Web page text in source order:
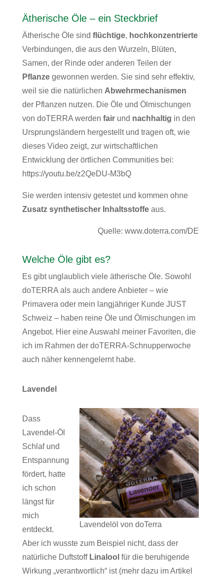
Ätherische Öle – ein Steckbrief
Ätherische Öle sind flüchtige, hochkonzentrierte
Verbindungen, die aus den Wurzeln, Blüten,
Samen, der Rinde oder anderen Teilen der
Pflanzegewonnen werden. Sie sind sehr effektiv,
weil sie die natürlichen Abwehrmechanismen
der Pflanzen nutzen. Die Öle und Ölmischungen
von doTERRA werden fairund nachhaltig in den
Ursprungsländern hergestellt und tragen oft, wie
dieses Video zeigt, zur wirtschaftlichen
Entwicklung der örtlichen Communities bei:
https://youtu.be/z2QeDU-M3bQ
Sie werden intensiv getestet und kommen ohne
Zusatz synthetischer Inhaltsstoffeaus.
Quelle:www.doterra.com/DE
Welche Öle gibt es?
Es gibt unglaublich viele ätherische Öle. Sowohl
doTERRA als auch andere Anbieter – wie
Primavera oder mein langjähriger Kunde JUST
Schweiz – haben reine Öle und Ölmischungen im
Angebot. Hier eine Auswahl meiner Favoriten, die
ich im Rahmen der doTERRA-Schnupperwoche
auch näher kennengelernt habe.
Lavendel
Lavendelöl von doTerra
Dass
Lavendel-Öl
Schlaf und
Entspannung
fördert, hatte
ich schon
längst für
mich
entdeckt.
Aber ich wusste zum Beispiel nicht, dass der
natürliche Duftstoff Linalool für die beruhigende
Wirkung „verantwortlich“ ist (mehr dazu im Artikel